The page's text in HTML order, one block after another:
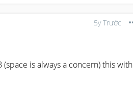
5y Trước
(space is always a concern) this with